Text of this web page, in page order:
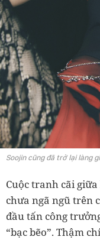
Soojin cũng đã trở lại làng
Cuộc tranh cãi
chưa ngã ngũ trên
đầu tấn công
“bạc bẽo”. Thậm